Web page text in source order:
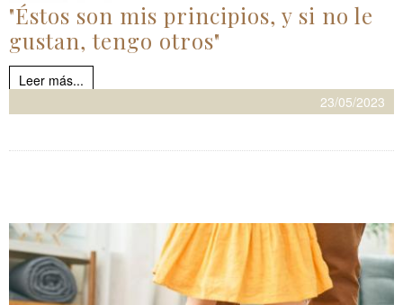
"Éstos son mis principios, y si no le
gustan, tengo otros"
Leer más...
23/05/2023